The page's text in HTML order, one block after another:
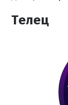
Телец